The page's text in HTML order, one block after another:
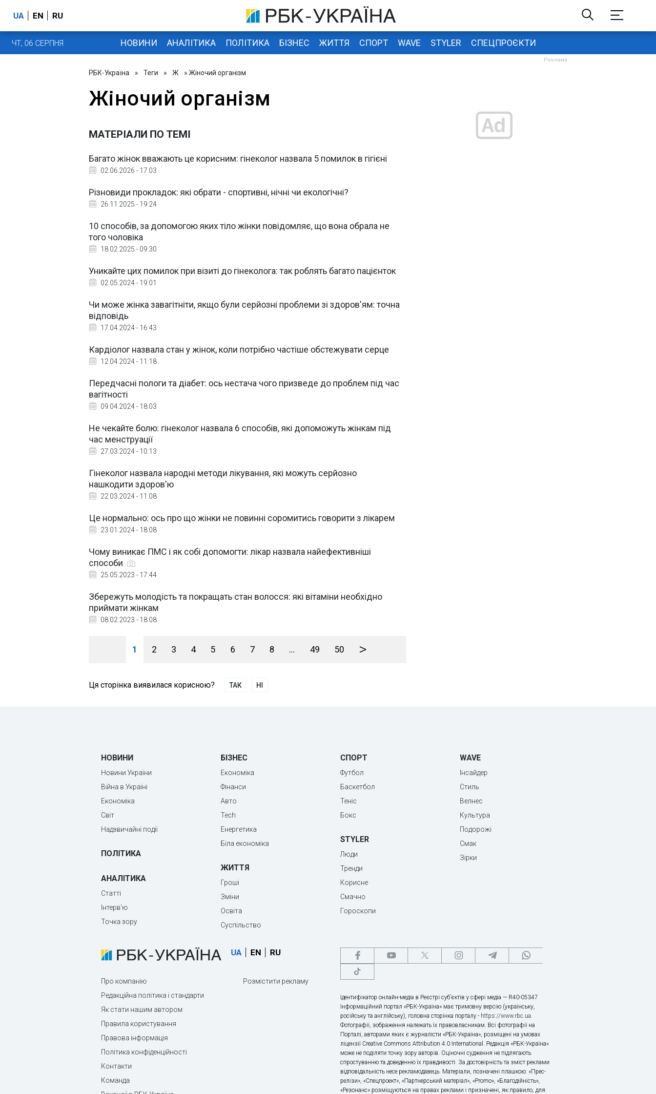
UA EN RU
ЧТ, 06 СЕРПНЯ НОВИНИ АНАЛІТИКА ПОЛІТИКА БІЗНЕС ЖИТТЯ СПОРТ WAVE STYLER СПЕЦПРОЄКТИ
РБК-Україна » Теги » Ж » Жіночий організм
Жіночий організм
МАТЕРІАЛИ ПО ТЕМІ
Багато жінок вважають це корисним: гінеколог назвала 5 помилок в гігієні
02.06.2026 - 17:03
Різновиди прокладок: які обрати - спортивні, нічні чи екологічні?
26.11.2025 - 19:24
10 способів, за допомогою яких тіло жінки повідомляє, що вона обрала не
того чоловіка
18.02.2025 - 09:30
Уникайте цих помилок при візиті до гінеколога: так роблять багато пацієнток
02.05.2024 - 19:01
Чи може жінка завагітніти, якщо були серйозні проблеми зі здоров'ям: точна
відповідь
17.04.2024 - 16:43
Кардіолог назвала стан у жінок, коли потрібно частіше обстежувати серце
12.04.2024 - 11:18
Передчасні пологи та діабет: ось нестача чого призведе до проблем під час
вагітності
09.04.2024 - 18:03
Не чекайте болю: гінеколог назвала 6 способів, які допоможуть жінкам під
час менструації
27.03.2024 - 10:13
Гінеколог назвала народні методи лікування, які можуть серйозно
нашкодити здоров'ю
22.03.2024 - 11:08
Це нормально: ось про що жінки не повинні соромитись говорити з лікарем
23.01.2024 - 18:08
Чому виникає ПМС і як собі допомогти: лікар назвала найефективніші
способи
25.05.2023 - 17:44
Збережуть молодість та покращать стан волосся: які вітаміни необхідно
приймати жінкам
08.02.2023 - 18:08
1 2 3 4 5 6 7 8 ... 49 50 >
Ця сторінка виявилася корисною? ТАК НІ
НОВИНИ
Новини України
Війна в Україні
Економіка
Світ
Надзвичайні події
ПОЛІТИКА
АНАЛІТИКА
Статті
Інтерв'ю
Точка зору
БІЗНЕС
Економіка
Фінанси
Авто
Tech
Енергетика
Біла економіка
ЖИТТЯ
Гроші
Зміни
Освіта
Суспільство
СПОРТ
Футбол
Баскетбол
Теніс
Бокс
STYLER
Люди
Тренди
Корисне
Смачно
Гороскопи
WAVE
Інсайдер
Стиль
Велнес
Культура
Подорожі
Смак
Зірки
UA EN RU
Про компанію
Редакційна політика і стандарти
Як стати нашим автором
Правила користування
Правова інформація
Політика конфіденційності
Контакти
Команда
Розмістити рекламу
Ідентифікатор онлайн-медіа в Реєстрі суб’єктів у сфері медіа — R40-05347
Інформаційний портал «РБК-Україна» має тримовну версію (українську,
російську та англійську), головна сторінка порталу - https://www.rbc.ua.
Фотографії, зображення належать їх правовласникам. Всі фотографії на
Порталі, авторами яких є журналісти «РБК-Україна», розміщені на умовах
ліцензії Creative Commons Attribution 4.0 International. Редакція «РБК-Україна»
може не поділяти точку зору авторів. Оціночні судження не підлягають
спростуванню та доведенню їх правдивості. За достовірність та зміст реклами
відповідальність несе рекламодавець. Матеріали, позначені плашкою: «Прес-
релізи», «Спецпроект», «Партнерський матеріал», «Promo», «Благодійність»,
«Резонанс» розміщуються на правах реклами і призначені, як правило, для